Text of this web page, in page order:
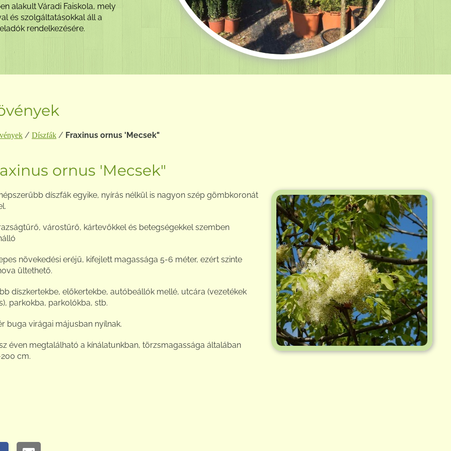
alakult Váradi Faiskola, mely
és szolgáltatásokkal áll a
rendelkezésére.
évelő dísznövények,
termesztőedény és
így kényelmesebb a be- és
a vásárlóink segítségére állnak.
is tud fizetni.
széles választékban
/ Díszfák / Fraxinus ornus 'Mecsek"
ornus 'Mecsek"
díszfák egyike, nyírás nélkül is nagyon szép gömbkoronát
várostűrő, kártevőkkel és betegségekkel szemben
növekedési eréjű, kifejlett magassága 5-6 méter, ezért szinte
ültethető.
díszkertekbe, előkertekbe, autóbeállók mellé, utcára (vezetékek
parkokba, parkolókba, stb.
buga virágai májusban nyílnak.
éven megtalálható a kínálatunkban, törzsmagassága általában
cm.